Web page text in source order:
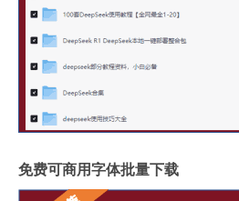
免费可商用字体批量下载